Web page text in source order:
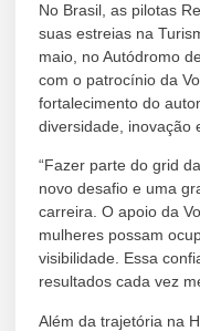
No Brasil, as pilotas
suas estreias na
maio, no Autódromo
com o patrocínio da
fortalecimento do
diversidade, inovação
“Fazer parte do grid
novo desafio e uma
carreira. O apoio da
mulheres possam
visibilidade. Essa
resultados cada vez
Além da trajetória na